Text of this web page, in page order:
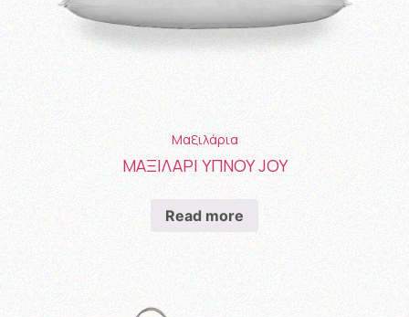
Μαξιλάρια
ΜΑΞΙΛΑΡΙ ΥΠΝΟΥ JOY
Read more